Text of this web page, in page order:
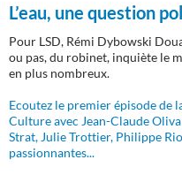
L’eau, une question
Pour LSD, Rémi Dybowski
ou pas, du robinet, inquiète le
en plus nombreux.
Ecoutez le premier épisode de
Culture avec Jean-Claude
Strat, Julie Trottier, Philippe
passionnantes...